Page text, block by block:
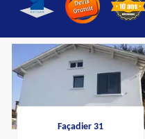
Façadier 31